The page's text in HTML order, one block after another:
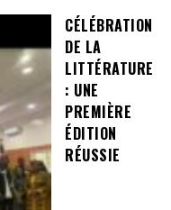
CÉLÉBRATION
DE LA
LITTÉRATURE
: UNE
PREMIÈRE
ÉDITION
RÉUSSIE